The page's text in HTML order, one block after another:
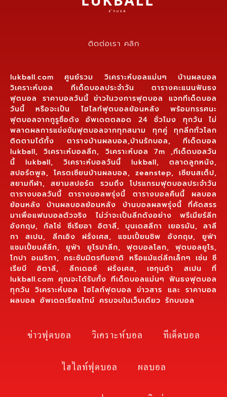
ติดต่อเรา คลิก
lukball.com ศูนย์รวม วิเคราะห์บอลแม่นๆ บ้านผลบอล
วิเคราะห์บอล ทีเด็ดบอลประจำวัน ตารางคะแนนฟันธง
ฟุตบอล ราคาบอลวันนี้ ข่าวในวงการฟุตบอล แจกทีเด็ดบอล
วันนี้ หรือจะเป็น ไฮไลท์ฟุตบอลย้อนหลัง พร้อมทรรศนะ
ฟุตบอลจากกูรูชื่อดัง อัพเดตตลอด 24 ชั่วโมง ทุกวัน ไม่
พลาดผลการแข่งขันฟุตบอลจากทุกสนาม ทุกคู่ ทุกลีกทั่วโลก
ติดตามได้ทั้ง ตารางบ้านผลบอล,บ้านรักบอล, ทีเด็ดบอล
lukball, วิเคราะห์บอลลีก, วิเคราะห์บอล 7m ,ทีเด็ดบอลวัน
นี้ lukball, วิเคราะห์บอลวันนี้ lukball, ตลาดลูกหนัง,
สปอร์ตพูล, โครตเซียนบ้านผลบอล, zeanstep, เซียนสเต็ป,
สยามกีฬา, สยามสปอร์ต รวมถึง โปรแกรมฟุตบอลประจำวัน
ตารางบอลวันนี้ ตารางบอลพรุ่งนี้ ตารางบอลคืนนี้ ผลบอล
ย้อนหลัง บ้านผลบอลย้อนหลัง บ้านบอลผลพรุ่งนี้ ที่คัดสรร
มาเพื่อแฟนบอลตัวจริง ไม่ว่าจะเป็นลีกดังอย่าง พรีเมียร์ลีก
อังกฤษ, กัลโช่ ซีเรียอา อิตาลี, บุนเดสลีกา เยอรมัน, ลาลี
กา สเปน, ลีกเอิง ฝรั่งเศส, แชมเปี้ยนชิพ อังกฤษ, ยูฟ่า
แชมเปี้ยนส์ลีก, ยูฟ่า ยูโรปาลีก, ฟุตบอลโลก, ฟุตบอลยูโร,
โกปา อเมริกา, กระชับมิตรทีมชาติ หรือแม้แต่ลีกเล็กๆ เช่น ซี
เรียบี อิตาลี, ลีกเดอซ์ ฝรั่งเศส, เซกุนด้า สเปน ที่
lukball.com คุณจะได้รับทั้ง ทีเด็ดบอลแม่นๆ ฟันธงฟุตบอล
ทุกวัน วิเคราะห์บอล ไฮไลท์ฟุตบอล ข่าวสาร และ ราคาบอล
ผลบอล อัพเดตเรียลไทม์ ครบจบในเว็บเดียว รักบบอล
ข่าวฟุตบอล วิเคราะห์บอล
ทีเด็ดบอล
ไฮไลท์ฟุตบอล
ผลบอล